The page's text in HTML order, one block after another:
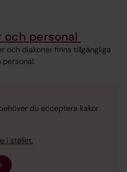
personal
och diakoner finns tillgängliga
du acceptera kakor
i stället.